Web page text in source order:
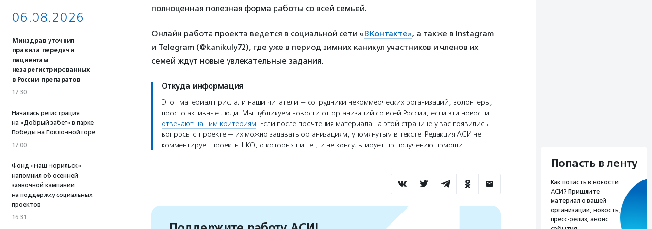
06.08.2026
Минздрав уточнил
правила передачи
пациентам
незарегистрированных
в России препаратов
17:30
Началась регистрация
на «Добрый забег» в парке
Победы на Поклонной горе
17:00
Фонд «Наш Норильск»
напомнил об осенней
заявочной кампании
на поддержку социальных
проектов
16:31
полноценная полезная форма работы со всей семьей.
Онлайн работа проекта ведется в социальной сети «ВКонтакте», а также в Instagram
и Telegram (@kanikuly72), где уже в период зимних каникул участников и членов их
семей ждут новые увлекательные задания.
Откуда информация
Этот материал прислали наши читатели — сотрудники некоммерческих организаций, волонтеры,
просто активные люди. Мы публикуем новости от организаций со всей России, если эти новости
отвечают нашим критериям. Если после прочтения материала на этой странице у вас появились
вопросы о проекте — их можно задавать организациям, упомянутым в тексте. Редакция АСИ не
комментирует проекты НКО, о которых пишет, и не консультирует по получению помощи.
Попасть в ленту
Как попасть в новости
АСИ? Пришлите
материал о вашей
организации, новость,
пресс-релиз, анонс